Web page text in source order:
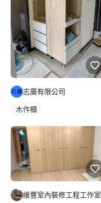
志廣有限公司
木作櫃
維豐室內裝修工程工作室